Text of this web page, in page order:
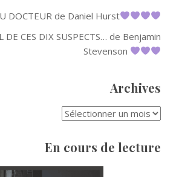
DOCTEUR de Daniel Hurst
DE CES DIX SUSPECTS… de Benjamin
Stevenson
Archives
En cours de lecture